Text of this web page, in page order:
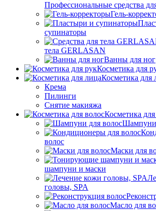
Профессиональные средства
Гель-
супинаторы
тела GERLASAN
Ванны для ног
Косметика для
Косметика для
Крема
Пилинги
Снятие макияжа
Косметика
Шампуни
волос
Маски для
шампуни и маски
головы, SPA
Масло для